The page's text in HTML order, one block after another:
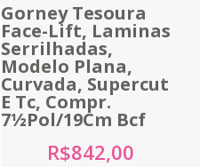
Gorney Tesoura
Face-Lift, Laminas
Serrilhadas,
Modelo Plana,
Curvada, Supercut
E Tc, Compr.
7½Pol/19Cm Bcf
R$842,00